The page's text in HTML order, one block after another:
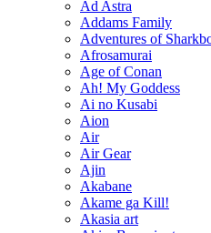
Ad Astra
Addams Family
Adventures of
Afrosamurai
Age of Conan
Ah! My Goddess
Ai no Kusabi
Aion
Air
Air Gear
Ajin
Akabane
Akame ga Kill!
Akasia art